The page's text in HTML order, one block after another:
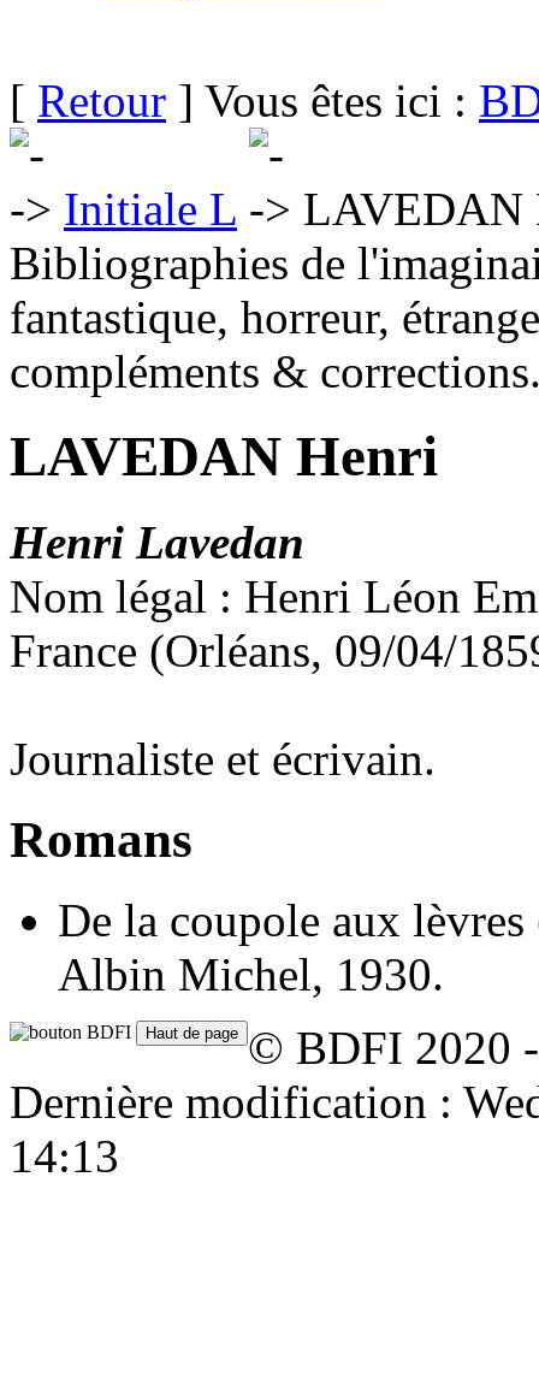
[ Retour ] Vous êtes ici :
Initiale L
LAVEDAN
Bibliographies de
fantastique, horreur,
compléments &
LAVEDAN Henri
Henri Lavedan
Nom légal : Henri Léon
France (Orléans, 09/04/
Journaliste et écrivain.
Romans
De la coupole aux lèvres
Albin Michel, 1930.
© BDFI 2020
Dernière modification :
14:13